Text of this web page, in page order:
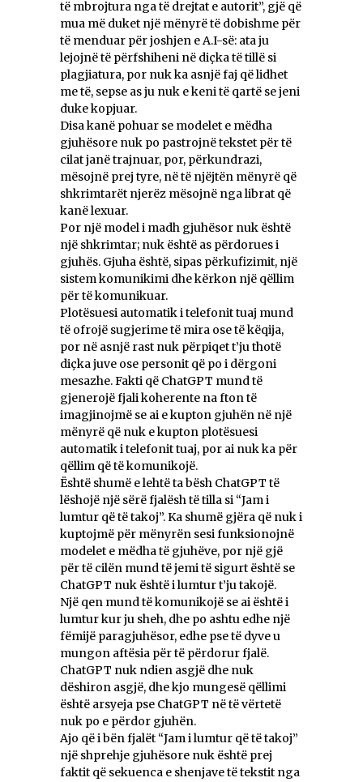
të mbrojtura nga të drejtat e autorit”, gjë që
mua më duket një mënyrë të dobishme për
të menduar për joshjen e A.I-së: ata ju
lejojnë të përfshiheni në diçka të tillë si
plagjiatura, por nuk ka asnjë faj që lidhet
me të, sepse as ju nuk e keni të qartë se jeni
duke kopjuar.
Disa kanë pohuar se modelet e mëdha
gjuhësore nuk po pastrojnë tekstet për të
cilat janë trajnuar, por, përkundrazi,
mësojnë prej tyre, në të njëjtën mënyrë që
shkrimtarët njerëz mësojnë nga librat që
kanë lexuar.
Por një model i madh gjuhësor nuk është
një shkrimtar; nuk është as përdorues i
gjuhës. Gjuha është, sipas përkufizimit, një
sistem komunikimi dhe kërkon një qëllim
për të komunikuar.
Plotësuesi automatik i telefonit tuaj mund
të ofrojë sugjerime të mira ose të këqija,
por në asnjë rast nuk përpiqet t’ju thotë
diçka juve ose personit që po i dërgoni
mesazhe. Fakti që ChatGPT mund të
gjenerojë fjali koherente na fton të
imagjinojmë se ai e kupton gjuhën në një
mënyrë që nuk e kupton plotësuesi
automatik i telefonit tuaj, por ai nuk ka për
qëllim që të komunikojë.
Është shumë e lehtë ta bësh ChatGPT të
lëshojë një sërë fjalësh të tilla si “Jam i
lumtur që të takoj”. Ka shumë gjëra që nuk i
kuptojmë për mënyrën sesi funksionojnë
modelet e mëdha të gjuhëve, por një gjë
për të cilën mund të jemi të sigurt është se
ChatGPT nuk është i lumtur t’ju takojë.
Një qen mund të komunikojë se ai është i
lumtur kur ju sheh, dhe po ashtu edhe një
fëmijë paragjuhësor, edhe pse të dyve u
mungon aftësia për të përdorur fjalë.
ChatGPT nuk ndien asgjë dhe nuk
dëshiron asgjë, dhe kjo mungesë qëllimi
është arsyeja pse ChatGPT në të vërtetë
nuk po e përdor gjuhën.
Ajo që i bën fjalët “Jam i lumtur që të takoj”
një shprehje gjuhësore nuk është prej
faktit që sekuenca e shenjave të tekstit nga